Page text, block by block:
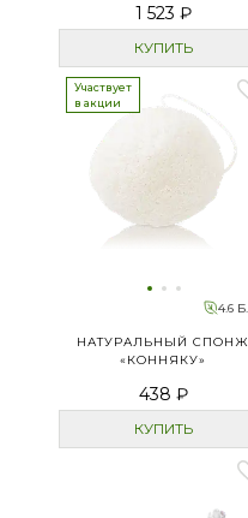
1 523 ₽
КУПИТЬ
Участвует
в акции
4.6 Б.
НАТУРАЛЬНЫЙ СПОНЖ
«КОННЯКУ»
438 ₽
КУПИТЬ